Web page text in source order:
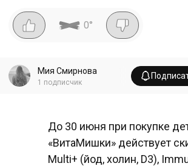
0°
Мия Смирнова
1 подписчик
До 30 июня при покупке
«ВитаМишки» действует
Multi+ (йод, холин, D3),